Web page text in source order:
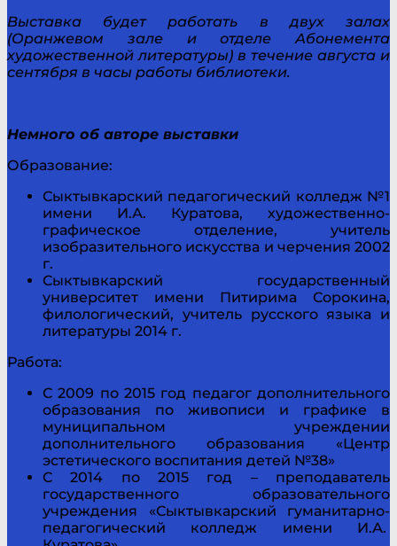
Выставка будет работать в двух залах
(Оранжевом зале и отделе Абонемента
художественной литературы) в течение августа и
сентября в часы работы библиотеки.
Немного об авторе выставки
Образование:
Сыктывкарский педагогический колледж №1
имени И.А. Куратова, художественно-
графическое отделение, учитель
изобразительного искусства и черчения 2002
г.
Сыктывкарский государственный
университет имени Питирима Сорокина,
филологический, учитель русского языка и
литературы 2014 г.
Работа:
С 2009 по 2015 год педагог дополнительного
образования по живописи и графике в
муниципальном учреждении
дополнительного образования «Центр
эстетического воспитания детей №38»
С 2014 по 2015 год – преподаватель
государственного образовательного
учреждения «Сыктывкарский гуманитарно-
педагогический колледж имени И.А.